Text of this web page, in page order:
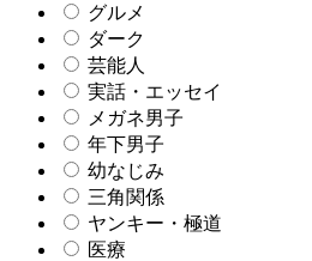
グルメ
ダーク
芸能人
実話・エッセイ
メガネ男子
年下男子
幼なじみ
三角関係
ヤンキー・極道
医療